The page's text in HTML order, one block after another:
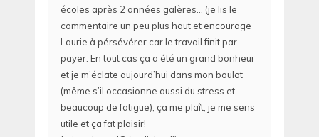
écoles après 2 années galères… (je lis le
commentaire un peu plus haut et encourage
Laurie à pérsévérer car le travail finit par
payer. En tout cas ça a été un grand bonheur
et je m’éclate aujourd’hui dans mon boulot
(même s’il occasionne aussi du stress et
beaucoup de fatigue), ça me plaît, je me sens
utile et ça fat plaisir!